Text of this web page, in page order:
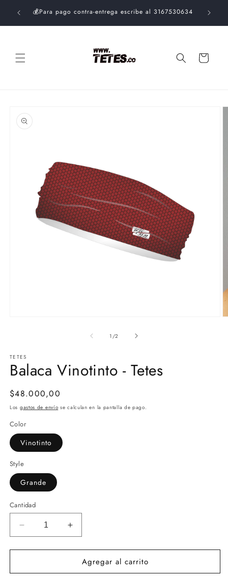
directamente💰Para pago contra-entrega escribe al 3167530634
Carrito
a la
información
una
ventana
modal
1 /de
2
TETES
Balaca Vinotinto - Tetes
Precio
habitual
$48.000,00
Los gastos de envío se calculan en la pantalla de pago.
Color
Vinotinto
Style
Grande
Cantidad
Reducir
cantidad
para
Vinotinto
Aumentar
cantidad
para
Balaca
Vinotinto
Agregar al carrito